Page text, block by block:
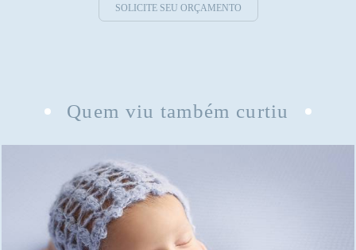
SOLICITE SEU ORÇAMENTO
Quem viu também curtiu